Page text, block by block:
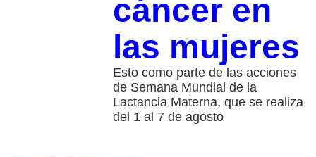
cáncer en
las mujeres
Esto como parte de las acciones
de Semana Mundial de la
Lactancia Materna, que se realiza
del 1 al 7 de agosto